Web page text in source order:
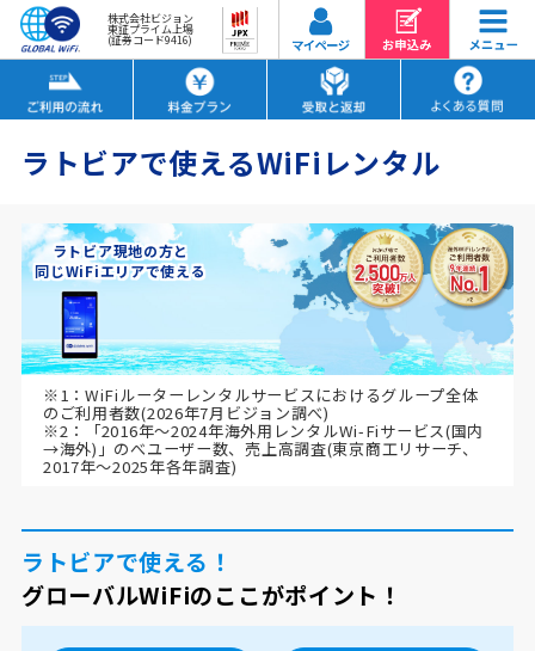
株式会社ビジョン
東証プライム上場
(証券コード9416)
ラトビアで使えるWiFiレンタル
ラトビア現地の方と
同じWiFiエリアで使える
※1：WiFiルーターレンタルサービスにおけるグループ全体
のご利用者数(2026年7月ビジョン調べ)
※2：「2016年～2024年海外用レンタルWi-Fiサービス(国内
→海外)」のべユーザー数、売上高調査(東京商工リサーチ、
2017年～2025年各年調査)
ラトビアで使える！
グローバルWiFiのここがポイント！